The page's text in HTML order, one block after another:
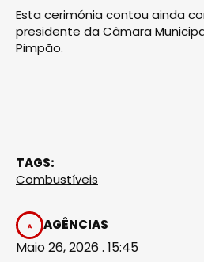
Esta cerimónia contou ainda
presidente da Câmara
Pimpão.
TAGS:
Combustíveis
AGÊNCIAS
Maio 26, 2026 . 15:45